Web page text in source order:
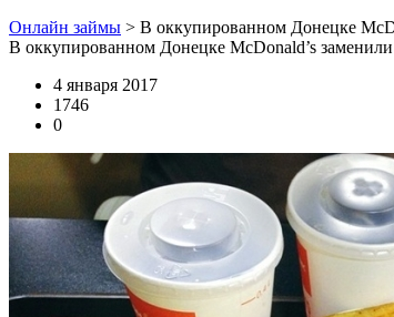
Онлайн займы > В оккупированном Донецке
В оккупированном Донецке McDonald’s
4 января 2017
1746
0